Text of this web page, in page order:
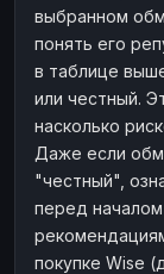
выбранном
понять его
в таблице
или честный.
насколько
Даже если
"честный",
перед
покупке Wise